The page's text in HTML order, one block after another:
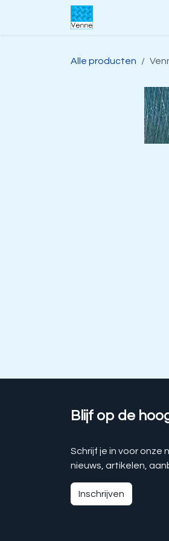
Overslaan naar inhoud
Alle producten
Blijf op de
Schrijf je in voor
nieuws, artikelen,
Inschrijven